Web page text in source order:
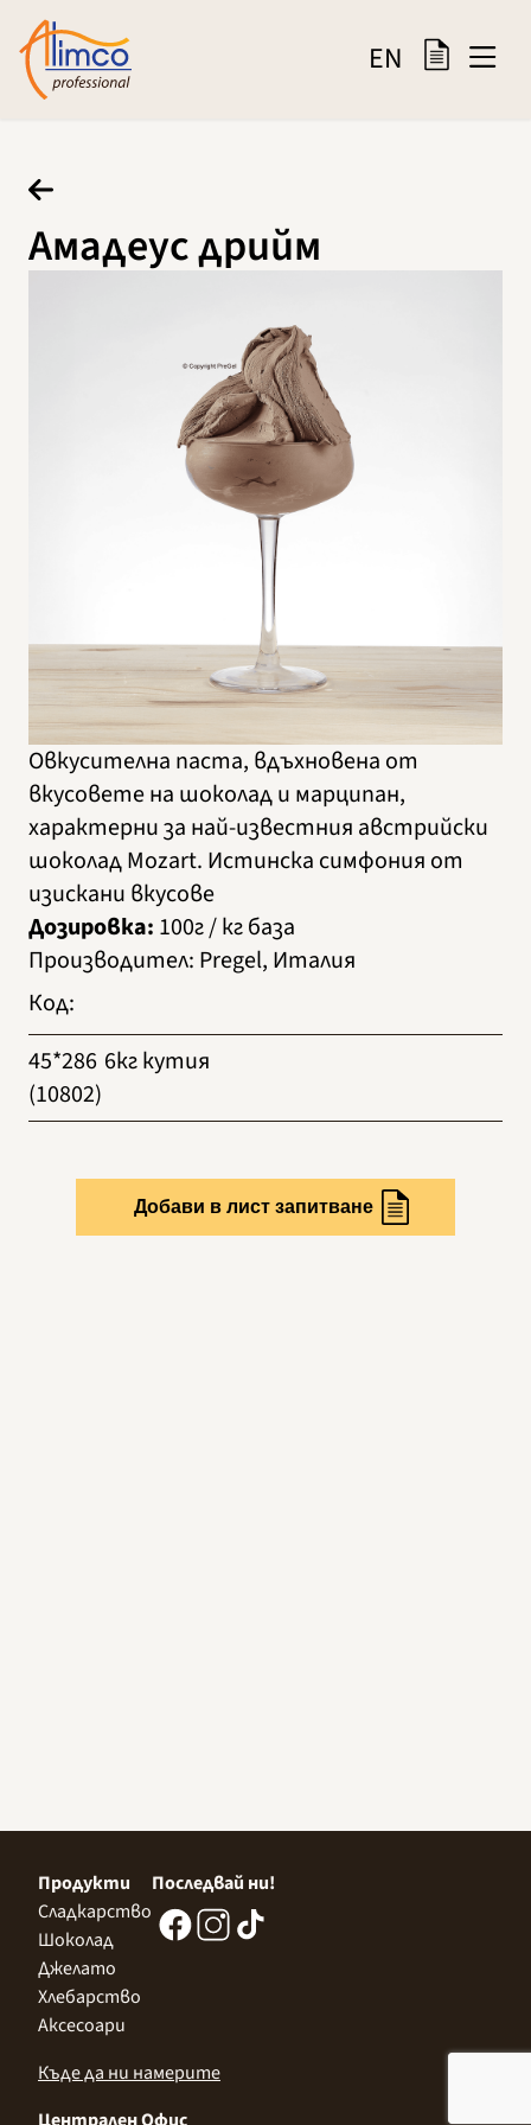
EN
Амадеус дрийм
Овкусителна паста, вдъхновена от
вкусовете на шоколад и марципан,
характерни за най-известния австрийски
шоколад Mozart. Истинска симфония от
изискани вкусове
Дозировка: 100г / кг база
Производител: Pregel, Италия
Код:
45*286
(10802)
6кг кутия
Добави в лист запитване
Продукти
Сладкарство
Шоколад
Джелато
Хлебарство
Аксесоари
Последвай ни!
Къде да ни намерите